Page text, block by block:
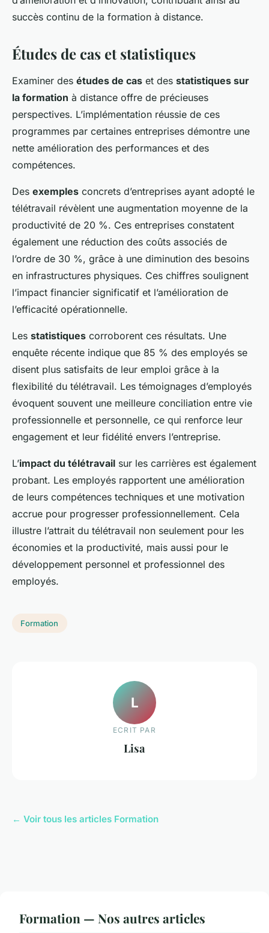
succès continu de la formation à distance.
Études de cas et statistiques
Examiner des études de cas et des statistiques sur
la formation à distance offre de précieuses
perspectives. L’implémentation réussie de ces
programmes par certaines entreprises démontre une
nette amélioration des performances et des
compétences.
Des exemples concrets d’entreprises ayant adopté le
télétravail révèlent une augmentation moyenne de la
productivité de 20 %. Ces entreprises constatent
également une réduction des coûts associés de
l’ordre de 30 %, grâce à une diminution des besoins
en infrastructures physiques. Ces chiffres soulignent
l’impact financier significatif et l’amélioration de
l’efficacité opérationnelle.
Les statistiques corroborent ces résultats. Une
enquête récente indique que 85 % des employés se
disent plus satisfaits de leur emploi grâce à la
flexibilité du télétravail. Les témoignages d’employés
évoquent souvent une meilleure conciliation entre vie
professionnelle et personnelle, ce qui renforce leur
engagement et leur fidélité envers l’entreprise.
L’impact du télétravail sur les carrières est également
probant. Les employés rapportent une amélioration
de leurs compétences techniques et une motivation
accrue pour progresser professionnellement. Cela
illustre l’attrait du télétravail non seulement pour les
économies et la productivité, mais aussi pour le
développement personnel et professionnel des
employés.
Formation
L
ECRIT PAR
Lisa
← Voir tous les articles Formation
Formation — Nos autres articles